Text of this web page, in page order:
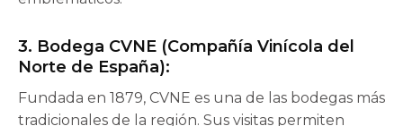
3. Bodega CVNE (Compañía Vinícola del
Norte de España):
Fundada en 1879, CVNE es una de las bodegas más
tradicionales de la región. Sus visitas permiten